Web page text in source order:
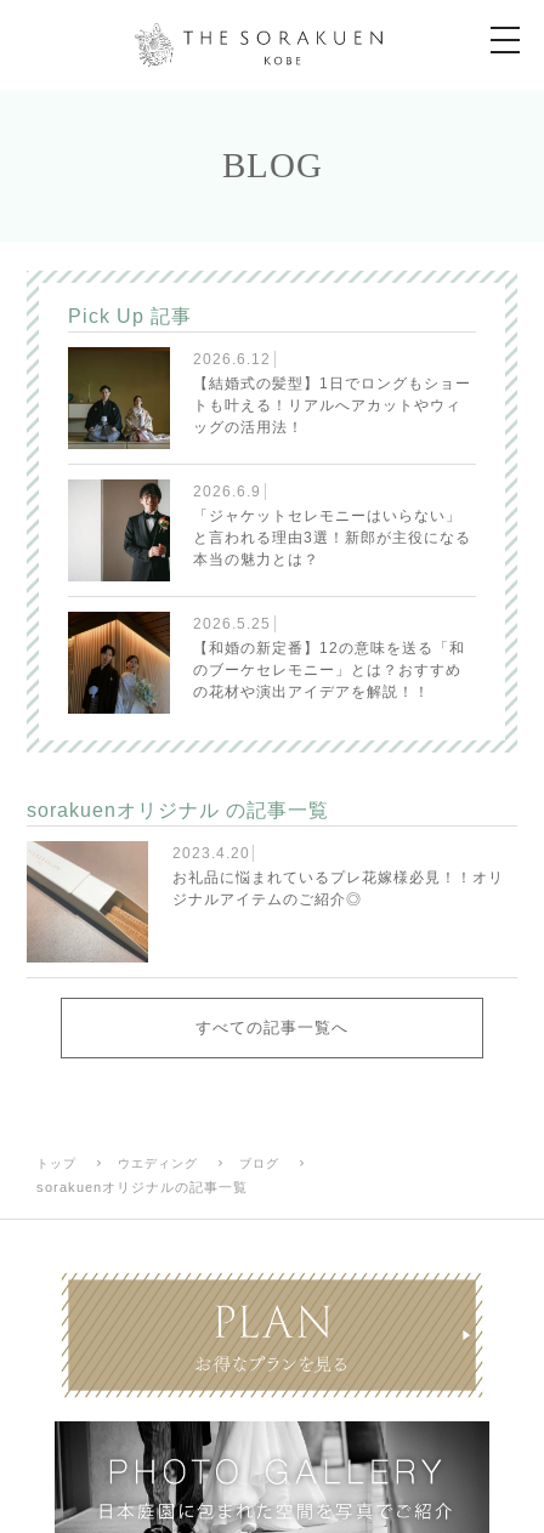
t
o
i
o
n
BLOG
Pick Up 記事
2026.6.12
【結婚式の髪型】1日でロングもショー
トも叶える！リアルへアカットやウィ
ッグの活用法！
2026.6.9
「ジャケットセレモニーはいらない」
と言われる理由3選！新郎が主役になる
本当の魅力とは？
2026.5.25
【和婚の新定番】12の意味を送る「和
のブーケセレモニー」とは？おすすめ
の花材や演出アイデアを解説！！
sorakuenオリジナル の記事一覧
2023.4.20
お礼品に悩まれているプレ花嫁様必見！！オリ
ジナルアイテムのご紹介◎
すべての記事一覧へ
トップ ウエディング ブログ
sorakuenオリジナルの記事一覧